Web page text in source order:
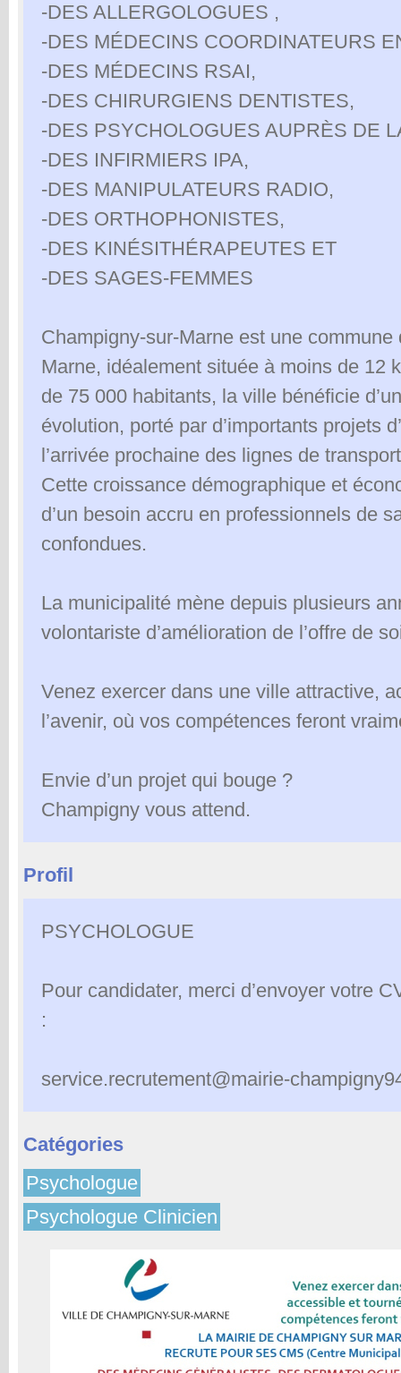
-DES ALLERGOLOGUES ,
-DES MÉDECINS COORDINATEURS
-DES MÉDECINS RSAI,
-DES CHIRURGIENS DENTISTES,
-DES PSYCHOLOGUES AUPRÈS DE
-DES INFIRMIERS IPA,
-DES MANIPULATEURS RADIO,
-DES ORTHOPHONISTES,
-DES KINÉSITHÉRAPEUTES ET
-DES SAGES-FEMMES
Champigny-sur-Marne est une commune
Marne, idéalement située à moins de 12
de 75 000 habitants, la ville bénéficie
évolution, porté par d’importants projets
l’arrivée prochaine des lignes de
Cette croissance démographique et
d’un besoin accru en professionnels de
confondues.
La municipalité mène depuis plusieurs
volontariste d’amélioration de l’offre de
Venez exercer dans une ville attractive,
l’avenir, où vos compétences feront
Envie d’un projet qui bouge ?
Champigny vous attend.
Profil
PSYCHOLOGUE
Pour candidater, merci d’envoyer votre
:
service.recrutement@mairie-
Catégories
Psychologue
Psychologue Clinicien